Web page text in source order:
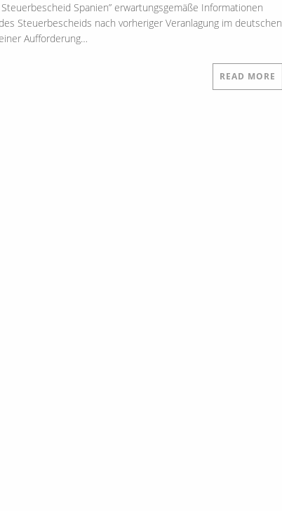
Spanien” erwartungsgemäße Informationen
Steuerbescheids nach vorheriger Veranlagung im deutschen
Aufforderung…
READ MORE